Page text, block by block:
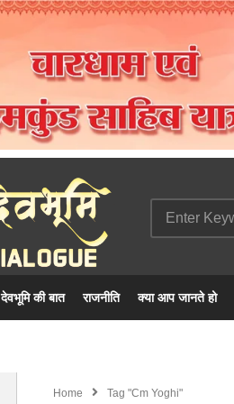
देवभूमि की बात राजनीति क्या आप जानते हो
Home Tag "cm Yoghi"